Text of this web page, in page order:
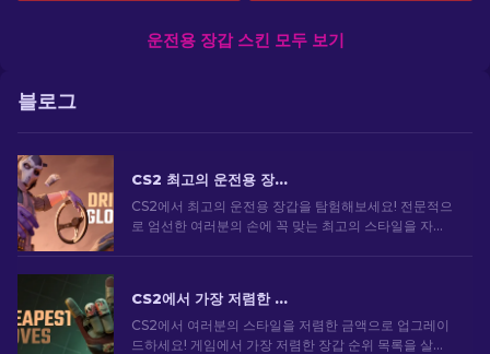
운전용 장갑 스킨 모두 보기
블로그
CS2 최고의 운전용 장갑: 순위 목록
CS2에서 최고의 운전용 장갑을 탐험해보세요! 전문적으
로 엄선한 여러분의 손에 꼭 맞는 최고의 스타일을 자랑
CS2에서 가장 저렴한 장갑: 최종 컬렉션 [2026]
CS2에서 여러분의 스타일을 저렴한 금액으로 업그레이
드하세요! 게임에서 가장 저렴한 장갑 순위 목록을 살펴